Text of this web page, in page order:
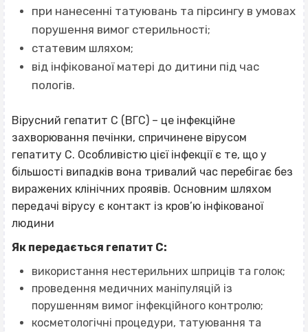
при нанесенні татуювань та пірсингу в умовах
порушення вимог стерильності;
статевим шляхом;
від інфікованої матері до дитини під час
пологів.
Вірусний гепатит С (ВГС) – це інфекційне
захворювання печінки, спричинене вірусом
гепатиту С. Особливістю цієї інфекції є те, що у
більшості випадків вона тривалий час перебігає без
виражених клінічних проявів. Основним шляхом
передачі вірусу є контакт із кров’ю інфікованої
людини
Як передається гепатит С:
використання нестерильних шприців та голок;
проведення медичних маніпуляцій із
порушенням вимог інфекційного контролю;
косметологічні процедури, татуювання та